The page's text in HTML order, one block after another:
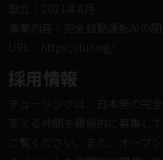
設立：2021年8月
事業内容：完全自動運転AIの開
URL： https://tur.ing/
採⽤情報
チューリングは、日本発の完
変える仲間を積極的に募集し
ご覧ください。また、オープ